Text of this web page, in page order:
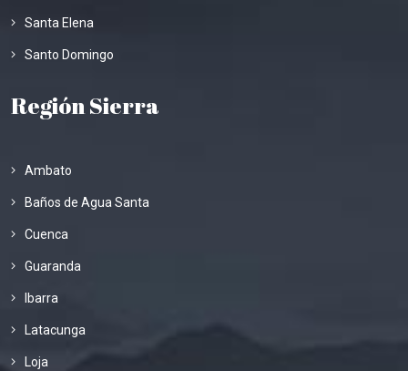
Santa Elena
Santo Domingo
Región Sierra
Ambato
Baños de Agua Santa
Cuenca
Guaranda
Ibarra
Latacunga
Loja